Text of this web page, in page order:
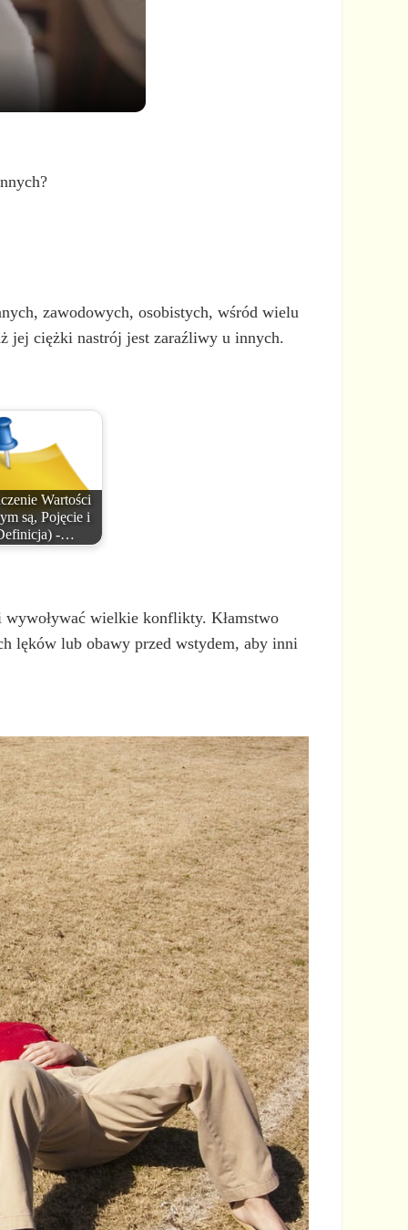
zawodowych, osobistych, wśród wielu
jej ciężki nastrój jest zaraźliwy u innych.
Wartości
są, Pojęcie i
-…
wywoływać wielkie konflikty. Kłamstwo
lęków lub obawy przed wstydem, aby inni